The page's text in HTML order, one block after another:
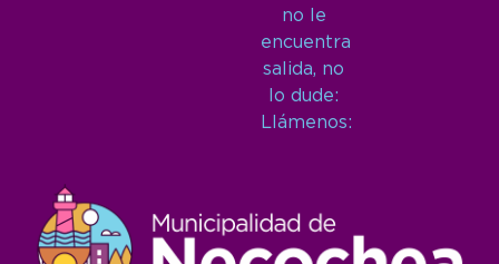
no le
encuentra
salida, no
lo dude:
Llámenos: